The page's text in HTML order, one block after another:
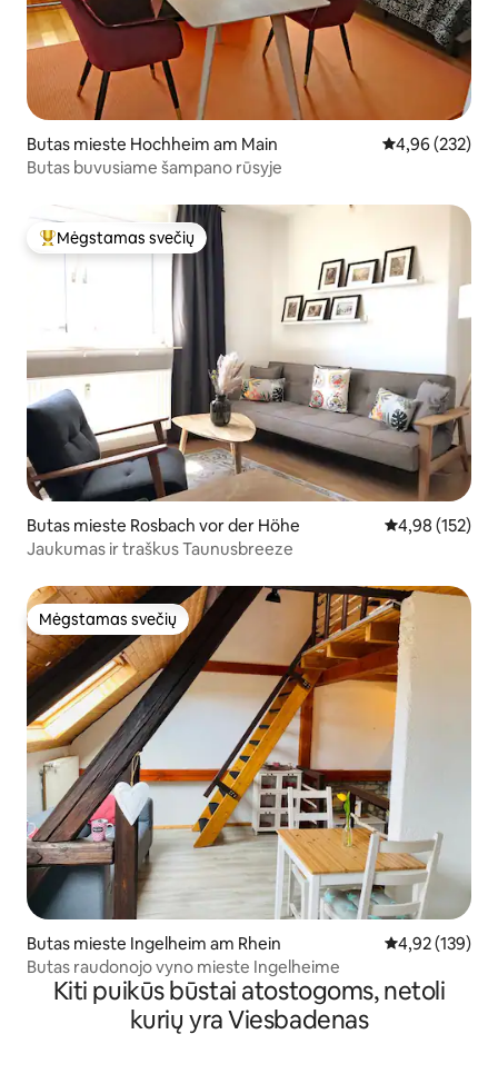
Butas mieste Hochheim am Main Vidutinis
4,96 (232)
Butas buvusiame šampano rūsyje
Svečių mėgstamiausias
Mėgstamas svečių
Butas mieste Rosbach vor der Höhe Vidutinis
4,98 (152)
Jaukumas ir traškus Taunusbreeze
Mėgstamas svečių
Mėgstamas svečių
Butas mieste Ingelheim am Rhein Vidutinis
4,92 (139)
Butas raudonojo vyno mieste Ingelheime
Kiti puikūs būstai atostogoms, netoli
kurių yra Viesbadenas